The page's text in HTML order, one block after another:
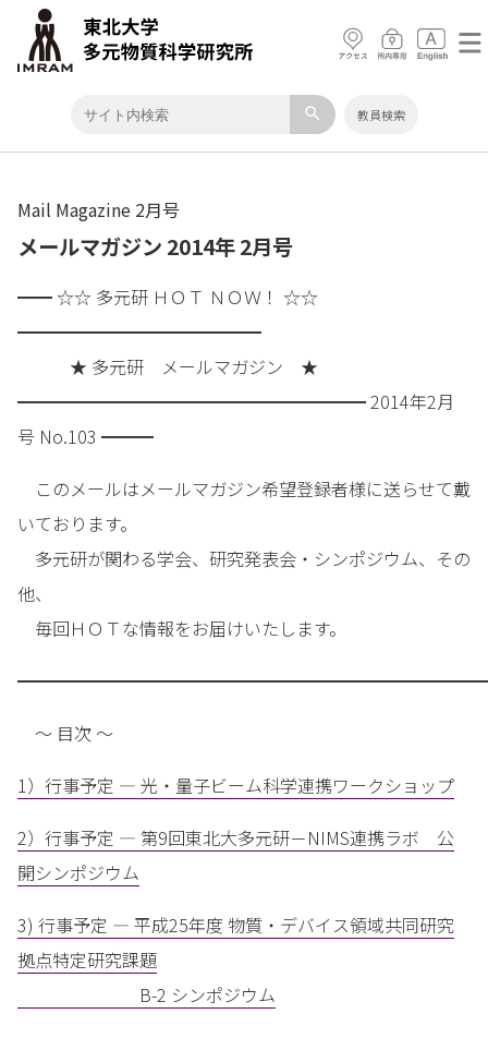
search 教員検索
Mail Magazine 2月号
メールマガジン 2014年 2月号
━━ ☆☆ 多元研 ＨＯＴ ＮＯＷ！ ☆☆
━━━━━━━━━━━━━━
★ 多元研 メールマガジン ★
━━━━━━━━━━━━━━━━━━━━ 2014年2月
号 No.103 ━━━
このメールはメールマガジン希望登録者様に送らせて戴
いております。
多元研が関わる学会、研究発表会・シンポジウム、その
他、
毎回ＨＯＴな情報をお届けいたします。
～ 目次 ～
1）行事予定 — 光・量子ビーム科学連携ワークショップ
2）行事予定 — 第9回東北大多元研－NIMS連携ラボ 公
開シンポジウム
3) 行事予定 — 平成25年度 物質・デバイス領域共同研究
拠点特定研究課題
B-2 シンポジウム